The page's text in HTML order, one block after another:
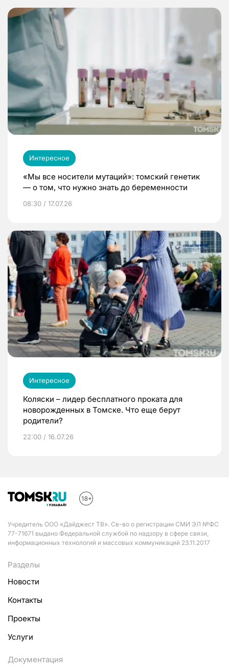
Интересное
«Мы все носители мутаций»: томский генетик
— о том, что нужно знать до беременности
08:30 / 17.07.26
Интересное
Коляски – лидер бесплатного проката для
новорожденных в Томске. Что еще берут
родители?
22:00 / 16.07.26
Учредитель ООО «Дайджест ТВ». Св-во о регистрации СМИ ЭЛ №ФС
77-71671 выдано Федеральной службой по надзору в сфере связи,
информационных технологий и массовых коммуникаций 23.11.2017
Разделы
Новости
Контакты
Проекты
Услуги
Документация